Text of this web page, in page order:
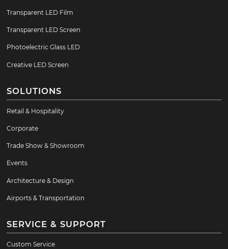
Transparent LED Film
Transparent LED Screen
Photoelectric Glass LED
Creative LED Screen
SOLUTIONS
Retail & Hospitality
Corporate
Trade Show & Showroom
Events
Architecture & Design
Airports & Transportation
SERVICE & SUPPORT
Custom Service